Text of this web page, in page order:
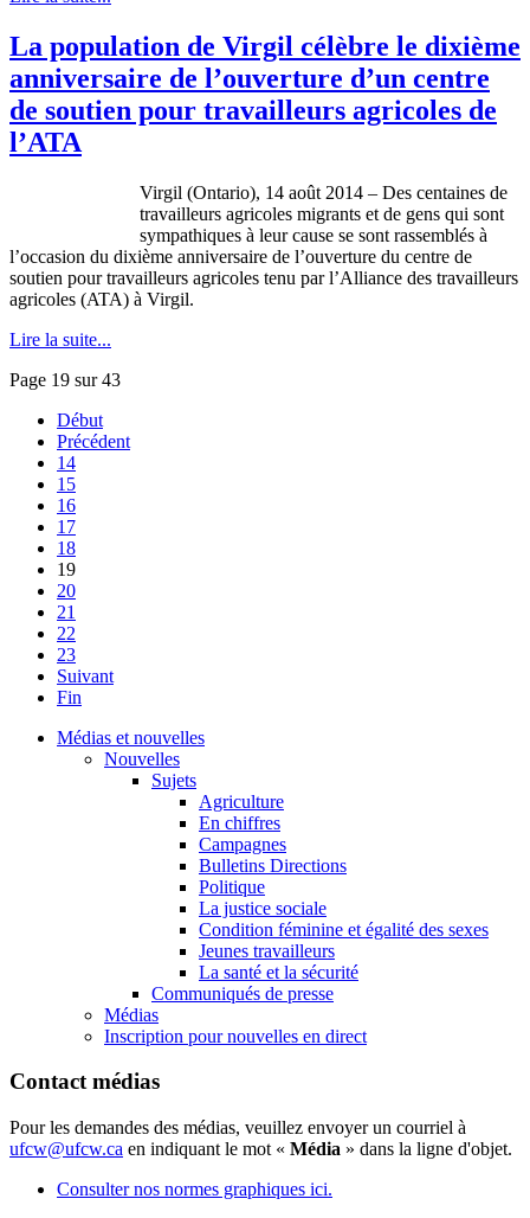
La population de Virgil célèbre le dixième
anniversaire de l’ouverture d’un centre
de soutien pour travailleurs agricoles de
l’ATA
Virgil (Ontario), 14 août 2014 – Des centaines de
travailleurs agricoles migrants et de gens qui sont
sympathiques à leur cause se sont rassemblés à
l’occasion du dixième anniversaire de l’ouverture du centre de
soutien pour travailleurs agricoles tenu par l’Alliance des travailleurs
agricoles (ATA) à Virgil.
Lire la suite...
Page 19 sur 43
Début
Précédent
14
15
16
17
18
19
20
21
22
23
Suivant
Fin
Médias et nouvelles
Nouvelles
Sujets
Agriculture
En chiffres
Campagnes
Bulletins Directions
Politique
La justice sociale
Condition féminine et égalité des sexes
Jeunes travailleurs
La santé et la sécurité
Communiqués de presse
Médias
Inscription pour nouvelles en direct
Contact médias
Pour les demandes des médias, veuillez envoyer un courriel à
ufcw@ufcw.ca en indiquant le mot « Média » dans la ligne d'objet.
Consulter nos normes graphiques ici.